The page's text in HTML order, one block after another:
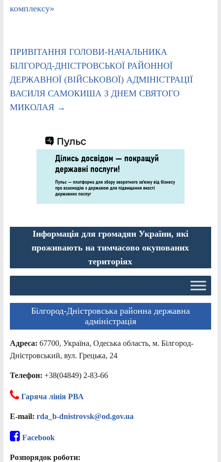
комплексу»
ПРИВІТАННЯ ГОЛОВИ-НАЧАЛЬНИКА
БІЛГОРОД-ДНІСТРОВСЬКОЇ РАЙОННОЇ
ДЕРЖАВНОЇ (ВІЙСЬКОВОЇ) АДМІНІСТРАЦІЇ
ВАСИЛЯ САМОКИША З ДНЕМ СВЯТОГО
МИКОЛАЯ →
Інформація для громадян України, які
проживають на тимчасово окупованих
територіях
Білгород-Дністровська районна державна
адміністрація
Адреса: 67700, Україна, Одеська область, м. Білгород-
Дністровський, вул. Грецька, 24
Телефон: +38(04849) 2-83-66
Гаряча лінія РВА
E-mail: rda_b-dnistrovsk@od.gov.ua
Facebook
Розпорядок роботи: